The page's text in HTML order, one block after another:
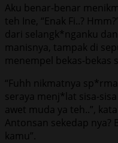
Aku benar-benar
teh Ine, “Enak Fi..?
dari selangk*nganku
manisnya, tampak di
menempel bekas-bekas
“Fuhh nikmatnya
seraya menj*lat sisa-
awet muda ya teh..”,
Antonsan sekedap
kamu”.